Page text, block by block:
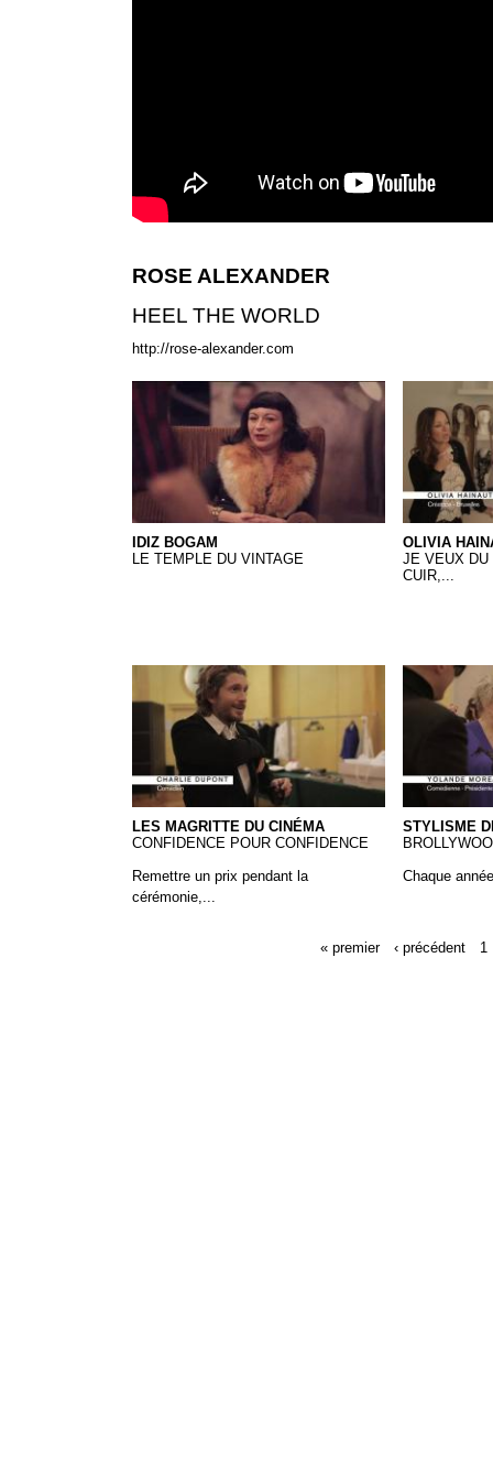
ROSE ALEXANDER
HEEL THE WORLD
http://rose-alexander.com
Idiz Bogam
IDIZ BOGAM
LE TEMPLE DU VINTAGE
28 Olivia
OLIVIA
JE VEUX DU
CUIR,...
Les Magritte du Cinéma
LES MAGRITTE DU CINÉMA
CONFIDENCE POUR CONFIDENCE
Remettre un prix pendant la
cérémonie,...
Magritte -
STYLISME
Chaque
« premier ‹ précédent 1